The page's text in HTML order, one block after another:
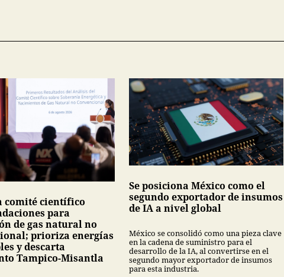
comité científico
para
de gas natural no
prioriza energías
y descarta
Tampico-Misantla
Se posiciona México como el
segundo exportador de insumos
de IA a nivel global
México se consolidó como una pieza clave
en la cadena de suministro para el
desarrollo de la IA, al convertirse en el
segundo mayor exportador de insumos
para esta industria.